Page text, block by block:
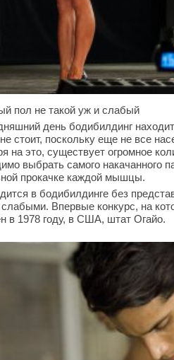
пол не такой уж и слабый
день бодибилдинг
не стоит, поскольку еще не все
на это, существует огромное
выбрать самого накачанного
прокачке каждой мышцы.
в бодибилдинге без
слабыми. Впервые конкурс, на
в 1978 году, в США, штат Огайо.